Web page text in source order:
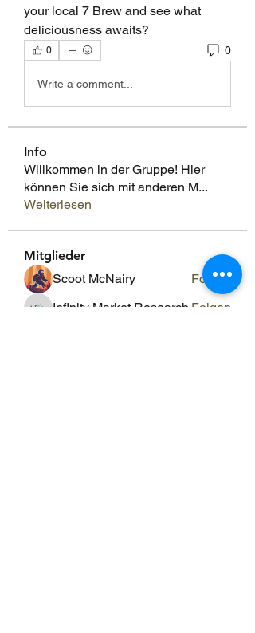
your local 7 Brew and see what
deliciousness awaits?
0 0
Write a comment...
Info
Willkommen in der Gruppe! Hier
können Sie sich mit anderen M...
Weiterlesen
Mitglieder
Scoot McNairy
Folgen
Infinity Market Research Folgen